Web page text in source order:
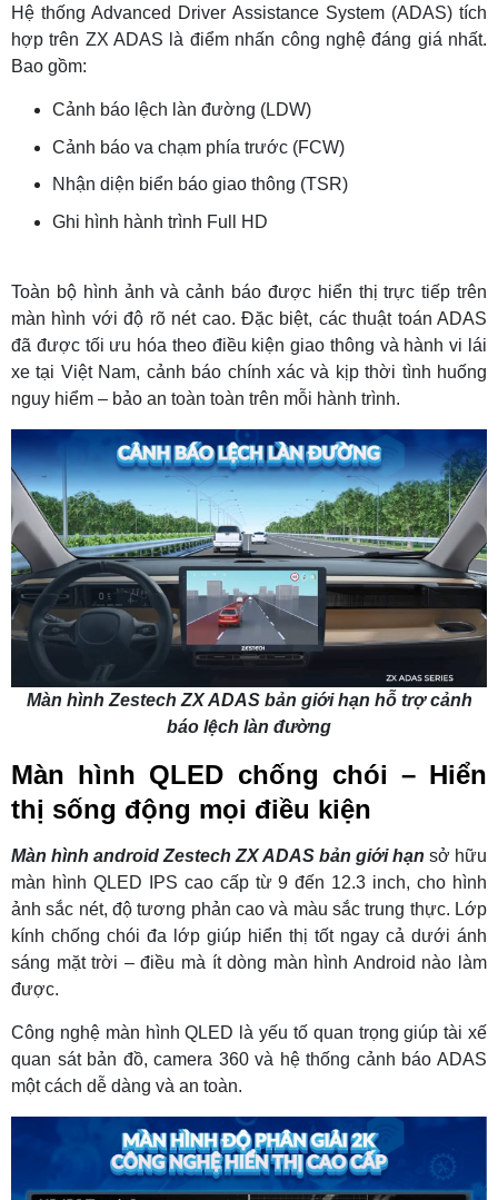
Hệ thống Advanced Driver Assistance System (ADAS) tích
hợp trên ZX ADAS là điểm nhấn công nghệ đáng giá nhất.
Bao gồm:
Cảnh báo lệch làn đường (LDW)
Cảnh báo va chạm phía trước (FCW)
Nhận diện biển báo giao thông (TSR)
Ghi hình hành trình Full HD
Toàn bộ hình ảnh và cảnh báo được hiển thị trực tiếp trên
màn hình với độ rõ nét cao. Đặc biệt, các thuật toán ADAS
đã được tối ưu hóa theo điều kiện giao thông và hành vi lái
xe tại Việt Nam, cảnh báo chính xác và kịp thời tình huống
nguy hiểm – bảo an toàn toàn trên mỗi hành trình.
Màn hình Zestech ZX ADAS bản giới hạn hỗ trợ cảnh
báo lệch làn đường
Màn hình QLED chống chói – Hiển
thị sống động mọi điều kiện
Màn hình android Zestech ZX ADAS bản giới hạn sở hữu
màn hình QLED IPS cao cấp từ 9 đến 12.3 inch, cho hình
ảnh sắc nét, độ tương phản cao và màu sắc trung thực. Lớp
kính chống chói đa lớp giúp hiển thị tốt ngay cả dưới ánh
sáng mặt trời – điều mà ít dòng màn hình Android nào làm
được.
Công nghệ màn hình QLED là yếu tố quan trọng giúp tài xế
quan sát bản đồ, camera 360 và hệ thống cảnh báo ADAS
một cách dễ dàng và an toàn.